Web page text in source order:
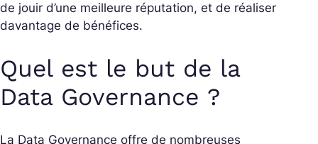
de jouir d’une meilleure réputation, et de réaliser
davantage de bénéfices.
Quel est le but de la
Data Governance ?
La Data Governance offre de nombreuses